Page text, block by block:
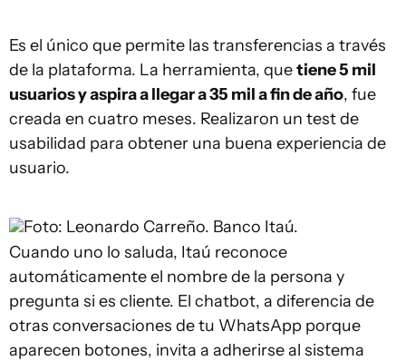
Es el único que permite las transferencias a través
de la plataforma. La herramienta, quetiene 5 mil
usuarios y aspira a llegar a 35 mil a fin de año, fue
creada en cuatro meses. Realizaron un test de
usabilidad para obtener una buena experiencia de
usuario.
Foto: Leonardo Carreño. Banco Itaú.
Cuando uno lo saluda, Itaú reconoce
automáticamente el nombre de la persona y
pregunta si es cliente. El chatbot, a diferencia de
otras conversaciones de tu WhatsApp porque
aparecen botones, invita a adherirse al sistema